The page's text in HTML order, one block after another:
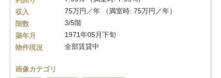
収入
75万円／年 （満室時: 75万円／年）
階数
3/5階
築年月
1971年05月下旬
物件現況
全部賃貸中
画像カテゴリ